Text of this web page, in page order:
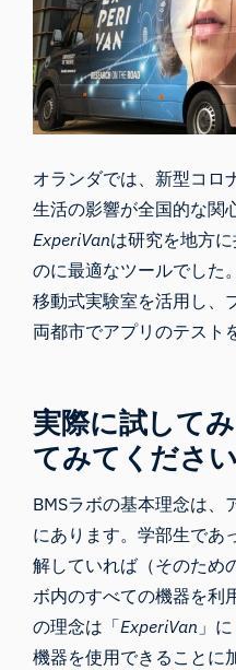
オランダでは、新型コロ
生活の影響が全国的な関
ExperiVanは研究を地方
のに最適なツールでした
移動式実験室を活用し、
両都市でアプリのテスト
実際に試して
てみてください
BMSラボの基本理念は、
にあります。学部生であ
解していれば（そのため
ボ内のすべての機器を利
の理念は「ExperiVan 」
機器を使用できることに